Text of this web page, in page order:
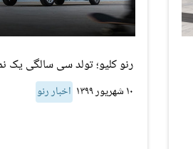
رنو کلیو؛ تولد سی سالگی یک
۱۰ شهریور ۱۳۹۹ اخبار رنو